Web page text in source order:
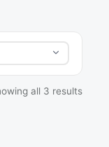
all 3 results